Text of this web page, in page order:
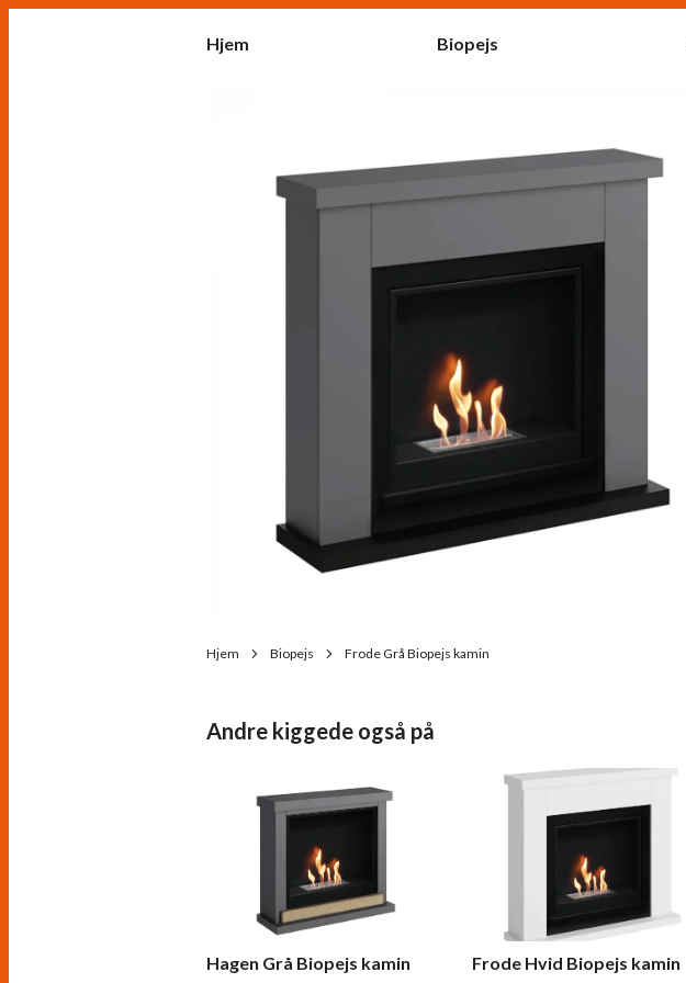
Hjem Biopejs
Hjem Biopejs Frode Grå Biopejs kamin
Andre kiggede også på
Hagen Grå Biopejs kamin Frode Hvid Biopejs kamin